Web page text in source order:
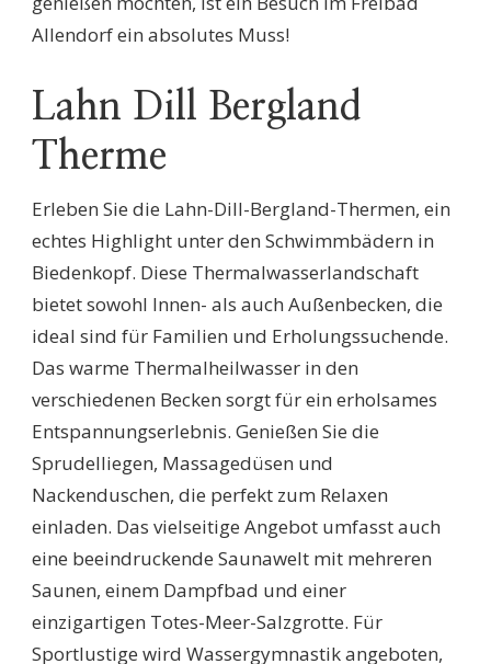
Allendorf ein absolutes Muss!
Lahn Dill Bergland
Therme
Erleben Sie die Lahn-Dill-Bergland-Thermen, ein
echtes Highlight unter den Schwimmbädern in
Biedenkopf. Diese Thermalwasserlandschaft
bietet sowohl Innen- als auch Außenbecken, die
ideal sind für Familien und Erholungssuchende.
Das warme Thermalheilwasser in den
verschiedenen Becken sorgt für ein erholsames
Entspannungserlebnis. Genießen Sie die
Sprudelliegen, Massagedüsen und
Nackenduschen, die perfekt zum Relaxen
einladen. Das vielseitige Angebot umfasst auch
eine beeindruckende Saunawelt mit mehreren
Saunen, einem Dampfbad und einer
einzigartigen Totes-Meer-Salzgrotte. Für
Sportlustige wird Wassergymnastik angeboten,